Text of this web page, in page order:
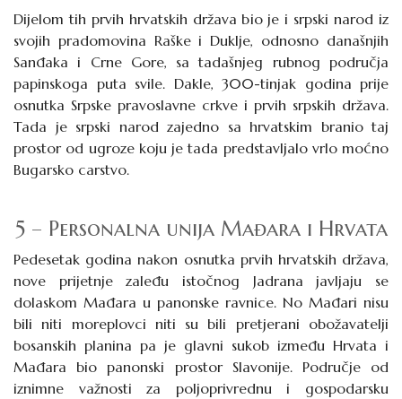
Dijelom tih prvih hrvatskih država bio je i srpski narod iz
svojih pradomovina Raške i Duklje, odnosno današnjih
Sanđaka i Crne Gore, sa tadašnjeg rubnog područja
papinskoga puta svile. Dakle, 300-tinjak godina prije
osnutka Srpske pravoslavne crkve i prvih srpskih država.
Tada je srpski narod zajedno sa hrvatskim branio taj
prostor od ugroze koju je tada predstavljalo vrlo moćno
Bugarsko carstvo.
5 – Personalna unija Mađara i Hrvata
Pedesetak godina nakon osnutka prvih hrvatskih država,
nove prijetnje zaleđu istočnog Jadrana javljaju se
dolaskom Mađara u panonske ravnice. No Mađari nisu
bili niti moreplovci niti su bili pretjerani obožavatelji
bosanskih planina pa je glavni sukob između Hrvata i
Mađara bio panonski prostor Slavonije. Područje od
iznimne važnosti za poljoprivrednu i gospodarsku